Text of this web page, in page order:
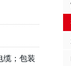
缆；包装